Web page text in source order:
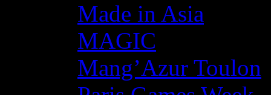
Made in Asia
MAGIC
Mang’Azur Toulon